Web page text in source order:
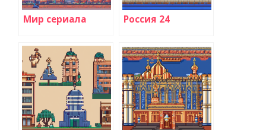
Мир сериала Россия 24